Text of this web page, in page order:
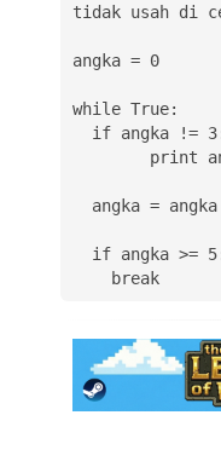
tidak usah di
angka = 0
while True:
    break